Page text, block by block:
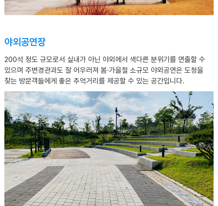
야외공연장
200석 정도 규모로서 실내가 아닌 야외에서 색다른 분위기를 연출할 수
있으며 주변경관과도 잘 어우러져 봄·가을철 소규모 야외공연은 도청을
찾는 방문객들에게 좋은 추억거리를 제공할 수 있는 공간입니다.